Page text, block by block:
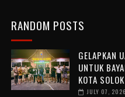
RANDOM POSTS
GELAPKAN
UNTUK
KOTA
JULY 07, 2026